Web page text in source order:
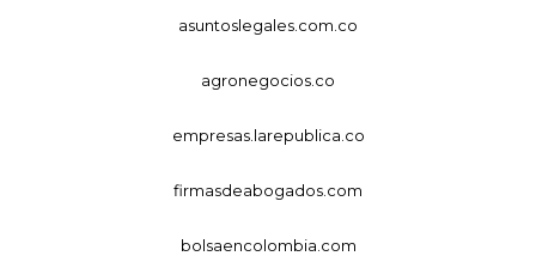
asuntoslegales.com.co
agronegocios.co
empresas.larepublica.co
firmasdeabogados.com
bolsaencolombia.com